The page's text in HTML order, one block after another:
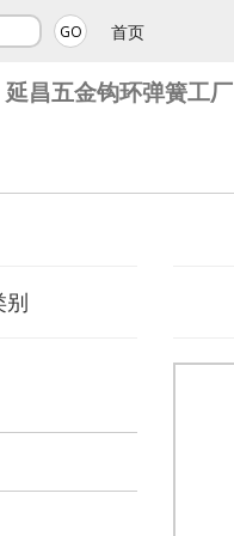
GO 首页
延昌五金钩环弹簧工厂
别